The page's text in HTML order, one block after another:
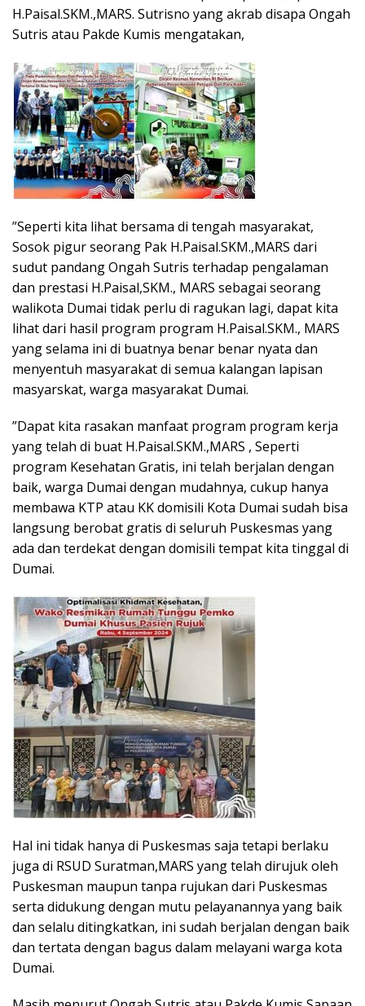
H.Paisal.SKM.,MARS. Sutrisno yang akrab disapa Ongah
Sutris atau Pakde Kumis mengatakan,
”Seperti kita lihat bersama di tengah masyarakat,
Sosok pigur seorang Pak H.Paisal.SKM.,MARS dari
sudut pandang Ongah Sutris terhadap pengalaman
dan prestasi H.Paisal,SKM., MARS sebagai seorang
walikota Dumai tidak perlu di ragukan lagi, dapat kita
lihat dari hasil program program H.Paisal.SKM., MARS
yang selama ini di buatnya benar benar nyata dan
menyentuh masyarakat di semua kalangan lapisan
masyarskat, warga masyarakat Dumai.
”Dapat kita rasakan manfaat program program kerja
yang telah di buat H.Paisal.SKM.,MARS , Seperti
program Kesehatan Gratis, ini telah berjalan dengan
baik, warga Dumai dengan mudahnya, cukup hanya
membawa KTP atau KK domisili Kota Dumai sudah bisa
langsung berobat gratis di seluruh Puskesmas yang
ada dan terdekat dengan domisili tempat kita tinggal di
Dumai.
Hal ini tidak hanya di Puskesmas saja tetapi berlaku
juga di RSUD Suratman,MARS yang telah dirujuk oleh
Puskesman maupun tanpa rujukan dari Puskesmas
serta didukung dengan mutu pelayanannya yang baik
dan selalu ditingkatkan, ini sudah berjalan dengan baik
dan tertata dengan bagus dalam melayani warga kota
Dumai.